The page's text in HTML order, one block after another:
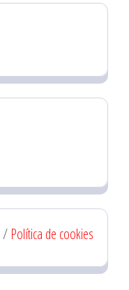
/ Política de cookies